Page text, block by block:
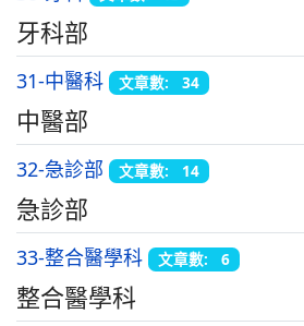
牙科部
31-中醫科 文章數: 34
中醫部
32-急診部 文章數: 14
急診部
33-整合醫學科 文章數: 6
整合醫學科